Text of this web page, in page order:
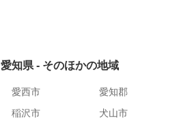
愛知県 - そのほかの地域
愛西市 愛知郡
稲沢市
犬山市